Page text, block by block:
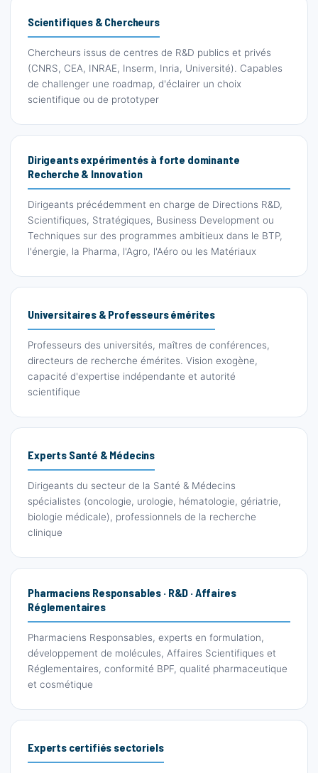
Scientifiques & Chercheurs
Chercheurs issus de centres de R&D publics et privés
(CNRS, CEA, INRAE, Inserm, Inria, Université). Capables
de challenger une roadmap, d'éclairer un choix
scientifique ou de prototyper
Dirigeants expérimentés à forte dominante
Recherche & Innovation
Dirigeants précédemment en charge de Directions R&D,
Scientifiques, Stratégiques, Business Development ou
Techniques sur des programmes ambitieux dans le BTP,
l'énergie, la Pharma, l'Agro, l'Aéro ou les Matériaux
Universitaires & Professeurs émérites
Professeurs des universités, maîtres de conférences,
directeurs de recherche émérites. Vision exogène,
capacité d'expertise indépendante et autorité
scientifique
Experts Santé & Médecins
Dirigeants du secteur de la Santé & Médecins
spécialistes (oncologie, urologie, hématologie, gériatrie,
biologie médicale), professionnels de la recherche
clinique
Pharmaciens Responsables · R&D · Affaires
Réglementaires
Pharmaciens Responsables, experts en formulation,
développement de molécules, Affaires Scientifiques et
Réglementaires, conformité BPF, qualité pharmaceutique
et cosmétique
Experts certifiés sectoriels